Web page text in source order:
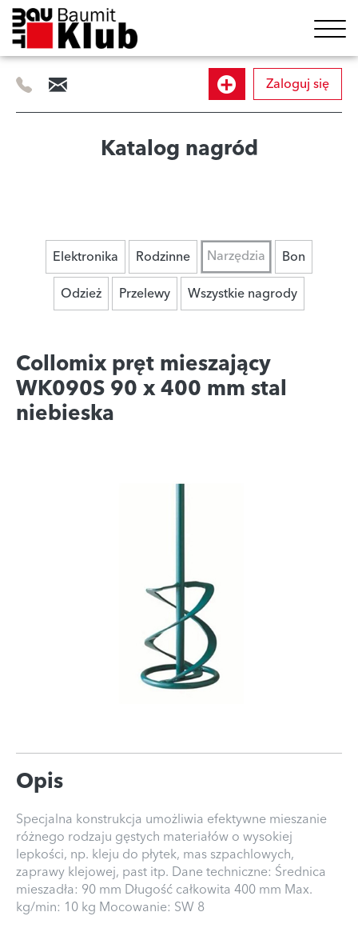
505
844
info@baumitklub.pl
Dołącz
programu
Zaloguj się
Katalog nagród
Elektronika Rodzinne Narzędzia
Bon
Odzież
Przelewy Wszystkie nagrody
Collomix pręt mieszający
WK090S 90 x 400 mm stal
niebieska
Opis
Specjalna konstrukcja umożliwia efektywne mieszanie
różnego rodzaju gęstych materiałów o wysokiej
lepkości, np. kleju do płytek, mas szpachlowych,
zaprawy klejowej, past itp. Dane techniczne: Średnica
mieszadła: 90 mm Długość całkowita 400 mm Max.
kg/min: 10 kg Mocowanie: SW 8